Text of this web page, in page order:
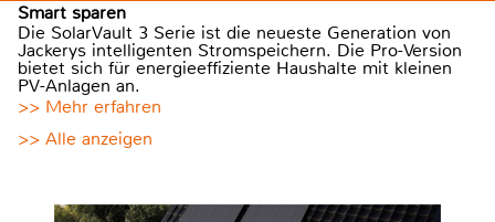
Smart sparen
Die SolarVault 3 Serie ist die neueste Generation von
Jackerys intelligenten Stromspeichern. Die Pro-Version
bietet sich für energieeffiziente Haushalte mit kleinen
PV-Anlagen an.
>> Mehr erfahren
>> Alle anzeigen